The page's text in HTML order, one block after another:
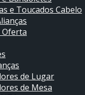
e Toucados Cabelo
Oferta
de Lugar
de Mesa